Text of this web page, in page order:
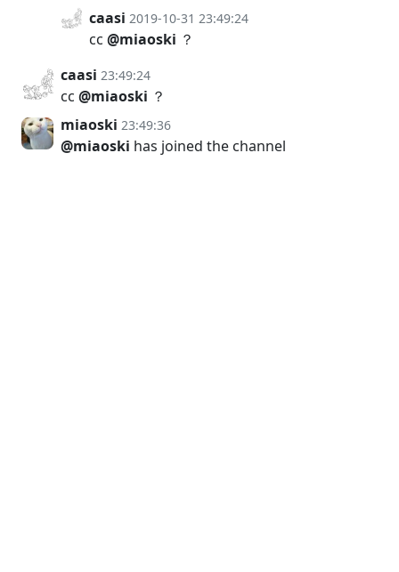
caasi 2019-10-31 23:49:24
cc @miaoski ？
caasi 23:49:24
cc @miaoski ？
miaoski 23:49:36
@miaoski has joined the channel